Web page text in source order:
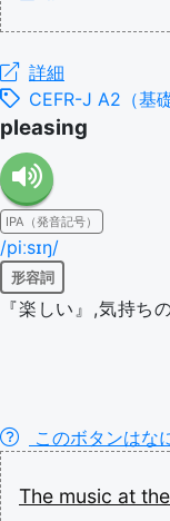
詳細
CEFR-J A2（基礎
pleasing
IPA（発音記号）
/piːsɪŋ/
形容詞
『楽しい』,気持ち
このボタンはな
The music at the